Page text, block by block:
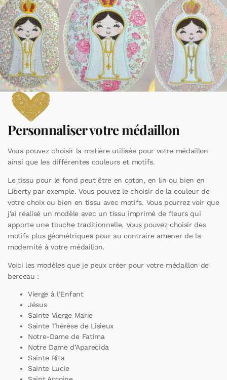
Personnaliser votre médaillon
Vous pouvez choisir la matière utilisée pour votre médaillon
ainsi que les différentes couleurs et motifs.
Le tissu pour le fond peut être en coton, en lin ou bien en
Liberty par exemple. Vous pouvez le choisir de la couleur de
votre choix ou bien en tissu avec motifs. Vous pourrez voir que
j'ai réalisé un modèle avec un tissu imprimé de fleurs qui
apporte une touche traditionnelle. Vous pouvez choisir des
motifs plus géométriques pour au contraire amener de la
modernité à votre médaillon.
Voici les modèles que je peux créer pour votre médaillon de
berceau :
Vierge à l’Enfant
Jésus
Sainte Vierge Marie
Sainte Thérèse de Lisieux
Notre-Dame de Fatima
Notre Dame d’Aparecida
Sainte Rita
Sainte Lucie